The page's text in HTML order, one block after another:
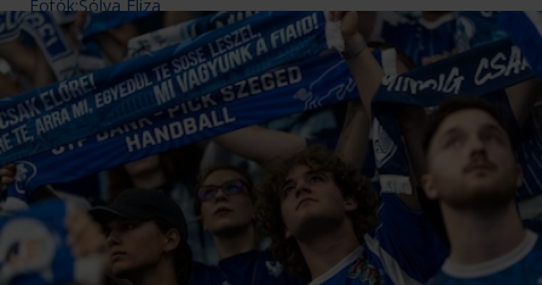
Fotók:Sólya Eliza